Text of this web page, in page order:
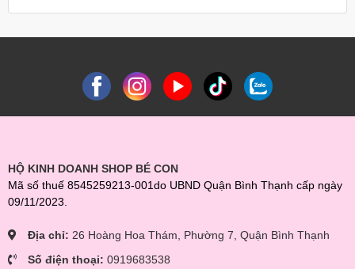
HỘ KINH DOANH SHOP BÉ CON
Mã số thuế 8545259213-001do UBND Quận Bình Thạnh cấp ngày
09/11/2023.
Địa chỉ: 26 Hoàng Hoa Thám, Phường 7, Quận Bình Thạnh
Số điện thoại: 0919683538